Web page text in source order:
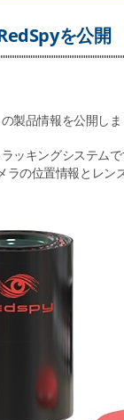
を公開
製品情報を公開し
ッキングシステム
の位置情報とレン